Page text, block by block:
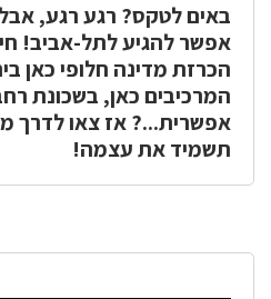
באים לטקס? רגע רגע, אבל
אפשר להגיע לתל-אביב!
הכרזת מדינה חלופי כאן
המרכיבים כאן, בשכונת
אפשרית...? אז צאו לדרך
תשמיד את עצמה!